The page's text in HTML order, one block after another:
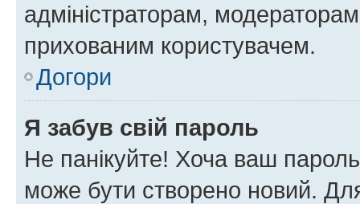
адміністраторам,
прихованим користувачем.
Догори
Я забув свій пароль
Не панікуйте! Хоча ваш
може бути створено новий.